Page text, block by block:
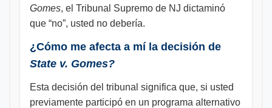
Gomes, el Tribunal Supremo de NJ dictaminó
que “no”, usted no debería.
¿Cómo me afecta a mí la decisión de
State v. Gomes?
Esta decisión del tribunal significa que, si usted
previamente participó en un programa alternativo